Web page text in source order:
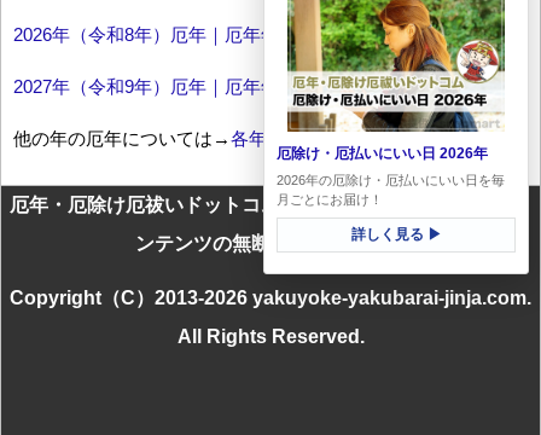
2026年（令和8年）厄年｜厄年年齢早見表
2027年（令和9年）厄年｜厄年年齢早見表
他の年の厄年については→各年厄年一覧
厄年・厄除け厄祓いドットコムに掲載のテキスト・画像等コ
ンテンツの無断転載を禁じます
Copyright（C）2013-2026 yakuyoke-yakubarai-jinja.com.
All Rights Reserved.
厄除け・厄払いにいい日 2026年
2026年の厄除け・厄払いにいい日を毎
月ごとにお届け！
詳しく見る ▶